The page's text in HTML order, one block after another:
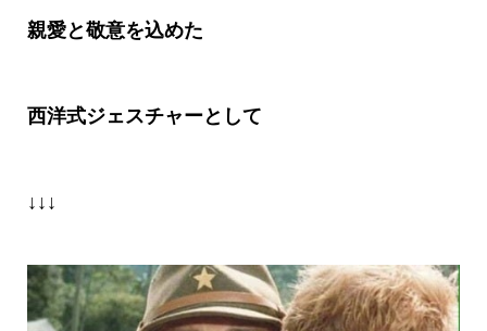
親愛と敬意を込めた
西洋式ジェスチャーとして
↓↓↓